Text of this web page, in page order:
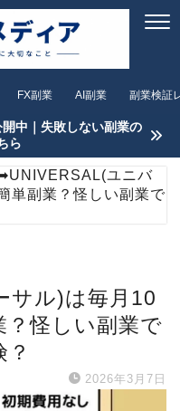
FX副業 AI副業 副業検証
開中｜失敗しない副業の
ら
UNIVERSAL(ユニバ
単副業？怪しい副業で
サル)は毎月10
？怪しい副業で
2026年3月7日